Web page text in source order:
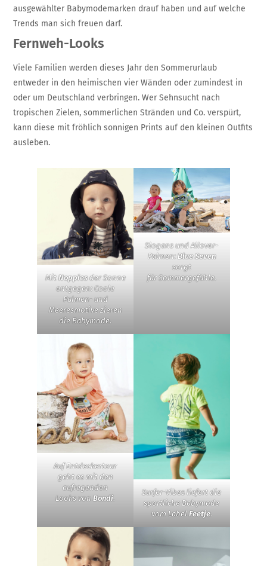
ausgewählter Babymodemarken drauf haben und auf welche
Trends man sich freuen darf.
Fernweh-Looks
Viele Familien werden dieses Jahr den Sommerurlaub
entweder in den heimischen vier Wänden oder zumindest in
oder um Deutschland verbringen. Wer Sehnsucht nach
tropischen Zielen, sommerlichen Stränden und Co. verspürt,
kann diese mit fröhlich sonnigen Prints auf den kleinen Outfits
ausleben.
MitNoppiesder Sonne
entgegen: Coole
Palmen- und
Meeresmotive zieren
die Babymode.
Slogans und Allover-
Palmen:Blue Seven
sorgt
für Sommergefühle.
Auf Entdeckertour
geht es mit den
aufregenden
Looks vonBondi.
Surfer-Vibes liefert die
sportliche Babymode
vom LabelFeetje.